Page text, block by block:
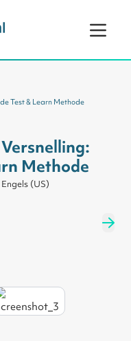
Test & Learn Methode
Methode
Engels (US)